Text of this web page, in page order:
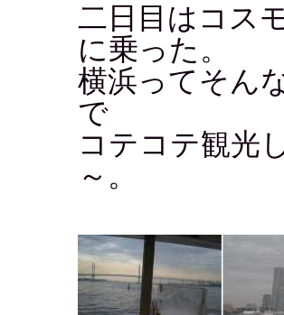
二日目はコス
に乗った。
横浜ってそん
で
コテコテ観光
～。